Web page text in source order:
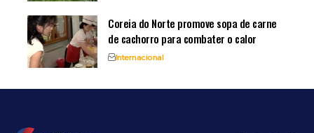
Coreia do Norte promove sopa de carne
de cachorro para combater o calor
Internacional